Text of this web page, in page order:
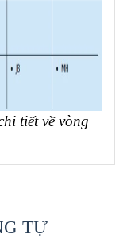
tiết về vòng
TỰ